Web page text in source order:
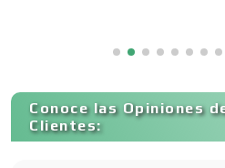
Capacitación
Carnicerías
Conoce las Opiniones
Clientes: